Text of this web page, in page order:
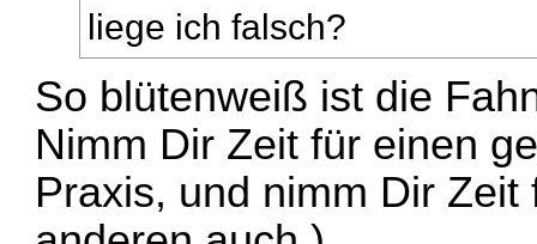
liege ich falsch?
So blütenweiß ist die
Nimm Dir Zeit für einen
Praxis, und nimm Dir